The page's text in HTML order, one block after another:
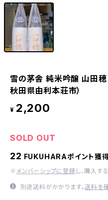
雪の茅舎 純米吟醸 山田穂
秋田県由利本荘市）
¥ 2,200
SOLD OUT
22 FUKUHARAポイント獲
※ メンバーシップに登録 し、購入す
別途送料がかかります。送料を